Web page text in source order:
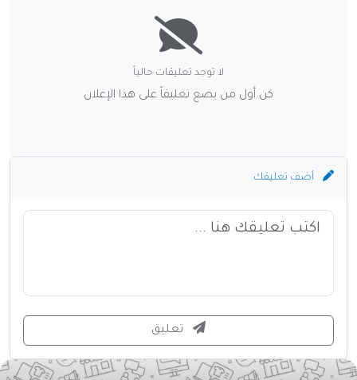
لا توجد تعليقات حالياً
كن أول من يضع تعليقاً على هذا الإعلان
أضف تعليقك
تعليق